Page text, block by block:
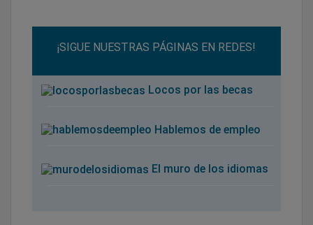
¡SIGUE NUESTRAS PÁGINAS EN REDES!
Locos por las becas
Hablemos de empleo
El muro de los idiomas